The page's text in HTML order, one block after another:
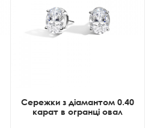
Сережки з діамантом 0.40
карат в огранці овал